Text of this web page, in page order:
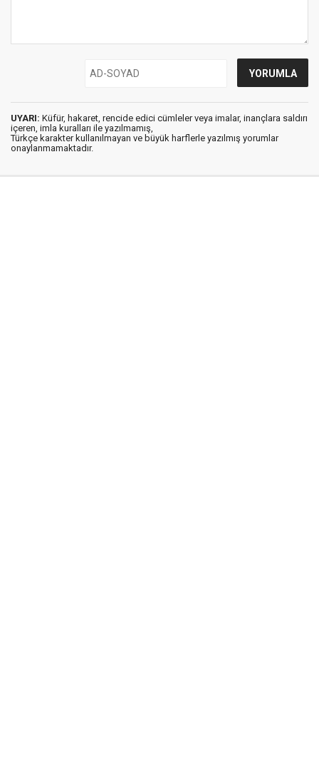
UYARI: Küfür, hakaret, rencide edici cümleler veya imalar, inançlara saldırı
içeren, imla kuralları ile yazılmamış,
Türkçe karakter kullanılmayan ve büyük harflerle yazılmış yorumlar
onaylanmamaktadır.